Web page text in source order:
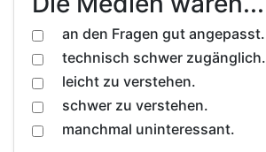
an den Fragen gut angepasst.
technisch schwer zugänglich.
leicht zu verstehen.
schwer zu verstehen.
manchmal uninteressant.